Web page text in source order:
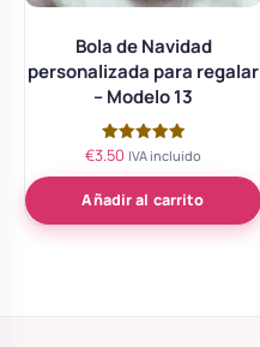
Bola de Navidad
personalizada para regalar
– Modelo 13
Valorado
5.00
de 5
€3.50 IVA incluido
Añadir al carrito